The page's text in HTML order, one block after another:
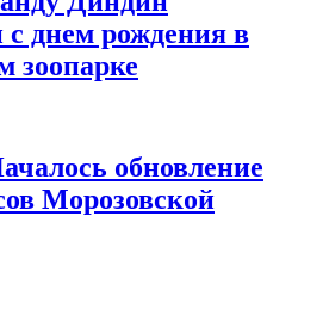
с днем рождения в
зоопарке
обновление
Морозовской